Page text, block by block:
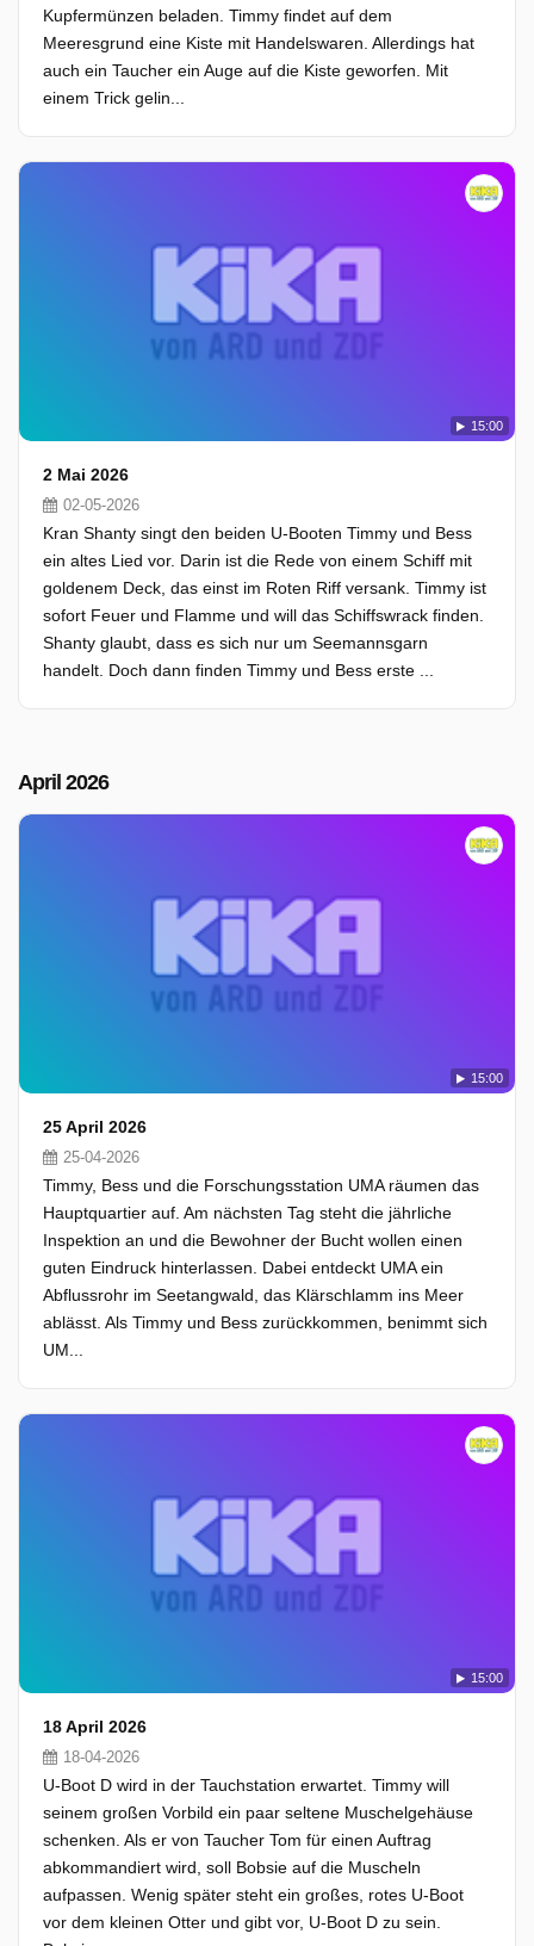
Kupfermünzen beladen. Timmy findet auf dem
Meeresgrund eine Kiste mit Handelswaren. Allerdings hat
auch ein Taucher ein Auge auf die Kiste geworfen. Mit
einem Trick gelin...
15:00
2 Mai 2026
02-05-2026
Kran Shanty singt den beiden U-Booten Timmy und Bess
ein altes Lied vor. Darin ist die Rede von einem Schiff mit
goldenem Deck, das einst im Roten Riff versank. Timmy ist
sofort Feuer und Flamme und will das Schiffswrack finden.
Shanty glaubt, dass es sich nur um Seemannsgarn
handelt. Doch dann finden Timmy und Bess erste ...
April 2026
15:00
25 April 2026
25-04-2026
Timmy, Bess und die Forschungsstation UMA räumen das
Hauptquartier auf. Am nächsten Tag steht die jährliche
Inspektion an und die Bewohner der Bucht wollen einen
guten Eindruck hinterlassen. Dabei entdeckt UMA ein
Abflussrohr im Seetangwald, das Klärschlamm ins Meer
ablässt. Als Timmy und Bess zurückkommen, benimmt sich
UM...
15:00
18 April 2026
18-04-2026
U-Boot D wird in der Tauchstation erwartet. Timmy will
seinem großen Vorbild ein paar seltene Muschelgehäuse
schenken. Als er von Taucher Tom für einen Auftrag
abkommandiert wird, soll Bobsie auf die Muscheln
aufpassen. Wenig später steht ein großes, rotes U-Boot
vor dem kleinen Otter und gibt vor, U-Boot D zu sein.